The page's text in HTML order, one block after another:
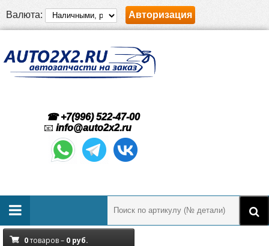
Валюта: Авторизация
☎ +7(996) 522-47-00
📧 info@auto2x2.ru
0товаров – 0 руб.